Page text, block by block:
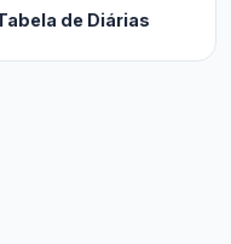
de Diárias